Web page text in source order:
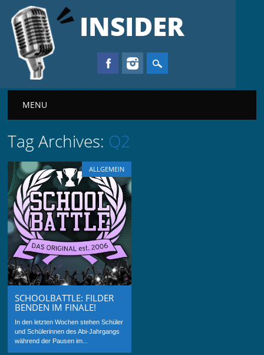
INSIDER
Main menu
MENU
Tag Archives: Q2
ALLGEMEIN
SCHOOLBATTLE: FILDER
BENDEN IM FINALE!
In den letzten Wochen stehen Schüler
und Schülerinnen des Abi-Jahrgangs
während der Pausen im...